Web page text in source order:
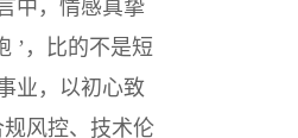
中，情感真挚
’，比的不是短
业，以初心致
风控、技术伦